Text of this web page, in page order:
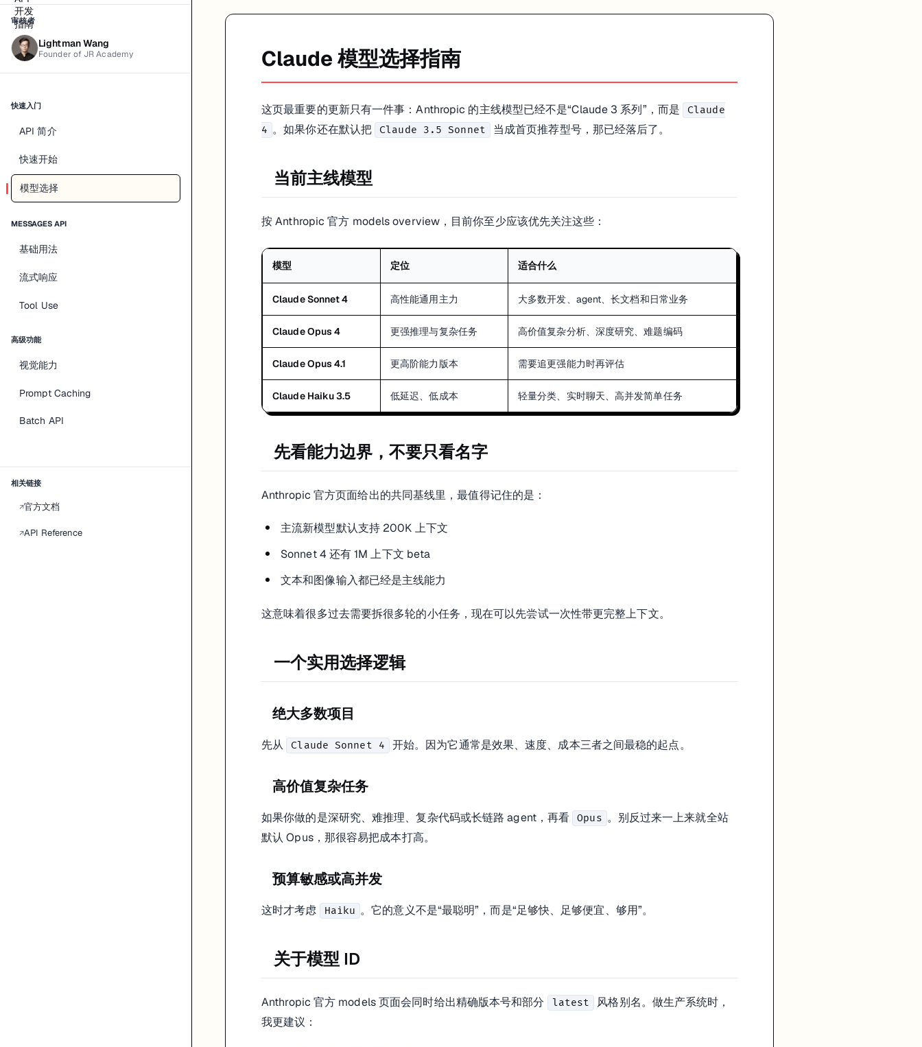
主流新模型默认支持 200K 上下文
Sonnet 4 还有 1M 上下文 beta
文本和图像输入都已经是主线能力
这意味着很多过去需要拆很多轮的小任务，现在可以先尝试一次性带更完整上下文。
一个实用选择逻辑
绝大多数项目
先从Claude Sonnet 4
高价值复杂任务
。别反过来一上来就全站默认 Opus，那很容易把成本打高。
。它的意义不是“最聪明”，而是“足够快、足够便宜、够用”。
风格别名。做生产系统时，我更建议：
要稳定复现：用精确版本号
要快速跟随主线：再评估是否使用别名
官方参考
https://docs.anthropic.com/en/docs/about-claude/models
审核者
Lightman Wang
Founder of JR Academy
快速入门
API 简介
快速开始
模型选择
MESSAGES API
基础用法
流式响应
Tool Use
高级功能
视觉能力
Prompt Caching
Batch API
相关链接
↗官方文档
↗API Reference
Claude 模型选择指南
这页最重要的更新只有一件事：Anthropic 的主线模型已经不是“Claude 3 系列”，而是
Claude
4 。如果你还在默认把 Claude 3.5 Sonnet 当成首页推荐型号，那已经落后了。
当前主线模型
按 Anthropic 官方 models overview，目前你至少应该优先关注这些：
模型 定位 适合什么
Claude Sonnet 4 高性能通用主力 大多数开发、agent、长文档和日常业务
Claude Opus 4 更强推理与复杂任务 高价值复杂分析、深度研究、难题编码
Claude Opus 4.1 更高阶能力版本 需要追更强能力时再评估
Claude Haiku 3.5 低延迟、低成本 轻量分类、实时聊天、高并发简单任务
先看能力边界，不要只看名字
Anthropic 官方页面给出的共同基线里，最值得记住的是：
主流新模型默认支持 200K 上下文
Sonnet 4 还有 1M 上下文 beta
文本和图像输入都已经是主线能力
这意味着很多过去需要拆很多轮的小任务，现在可以先尝试一次性带更完整上下文。
一个实用选择逻辑
绝大多数项目
先从 Claude Sonnet 4 开始。因为它通常是效果、速度、成本三者之间最稳的起点。
高价值复杂任务
如果你做的是深研究、难推理、复杂代码或长链路 agent，再看 Opus 。别反过来一上来就全站
默认 Opus，那很容易把成本打高。
预算敏感或高并发
这时才考虑 Haiku 。它的意义不是“最聪明”，而是“足够快、足够便宜、够用”。
关于模型 ID
Anthropic 官方 models 页面会同时给出精确版本号和部分 latest
风格别名。做生产系统时，
我更建议：